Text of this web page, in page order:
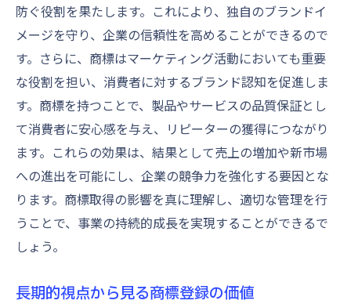
防ぐ役割を果たします。これにより、独自のブランドイ
メージを守り、企業の信頼性を高めることができるので
す。さらに、商標はマーケティング活動においても重要
な役割を担い、消費者に対するブランド認知を促進しま
す。商標を持つことで、製品やサービスの品質保証とし
て消費者に安心感を与え、リピーターの獲得につながり
ます。これらの効果は、結果として売上の増加や新市場
への進出を可能にし、企業の競争力を強化する要因とな
ります。商標取得の影響を真に理解し、適切な管理を行
うことで、事業の持続的成長を実現することができるで
しょう。
長期的視点から見る商標登録の価値